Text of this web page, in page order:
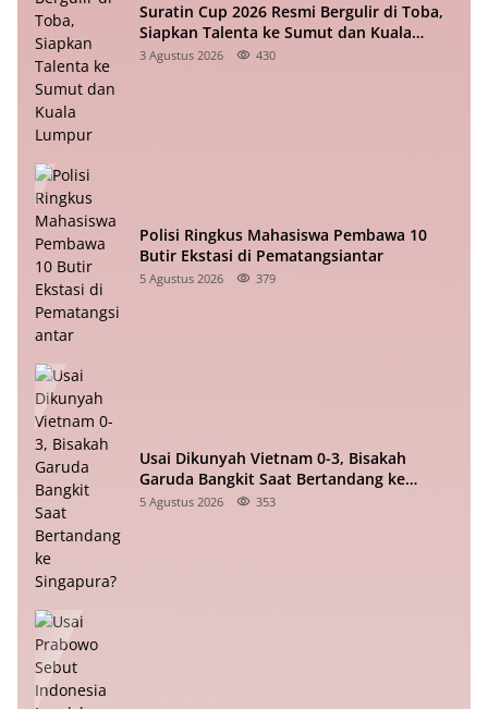
Suratin Cup 2026 Resmi Bergulir di Toba,
Siapkan Talenta ke Sumut dan Kuala
Lumpur
3 Agustus 2026 430
Polisi Ringkus Mahasiswa Pembawa 10
Butir Ekstasi di Pematangsiantar
5 Agustus 2026 379
Usai Dikunyah Vietnam 0-3, Bisakah
Garuda Bangkit Saat Bertandang ke
Singapura?
5 Agustus 2026 353